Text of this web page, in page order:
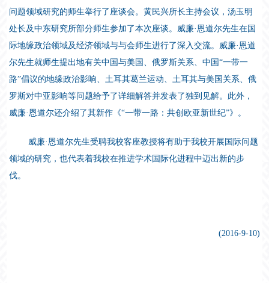
问题领域研究的师生举行了座谈会。黄民兴所长主持会议，汤玉明
处长及中东研究所部分师生参加了本次座谈。威廉·恩道尔先生在国
际地缘政治领域及经济领域与与会师生进行了深入交流。威廉·恩道
尔先生就师生提出地有关中国与美国、俄罗斯关系、中国“一带一
路”倡议的地缘政治影响、土耳其葛兰运动、土耳其与美国关系、俄
罗斯对中亚影响等问题给予了详细解答并发表了独到见解。此外，
威廉·恩道尔还介绍了其新作《“一带一路：共创欧亚新世纪”》。
威廉·恩道尔先生受聘我校客座教授将有助于我校开展国际问题
领域的研究，也代表着我校在推进学术国际化进程中迈出新的步
伐。
(2016-9-10)